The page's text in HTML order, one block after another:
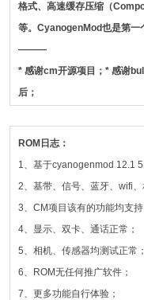
格式、高速缓存压缩（
等。CyanogenMod也是第一
———
* 感谢cm开源项目； * 感谢
后；
ROM日志：
1、基于cyanogenmod 12.1
2、基带、信号、蓝牙、wifi、
3、CM项目该有的功能均支持
4、显示、双卡、通话正常；
5、相机、传感器均测试正常；
6、ROM无任何推广软件；
7、更多功能自行体验；